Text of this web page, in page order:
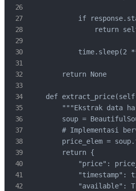
if
return
time.sleep(2
        return None
def
"""Ekstrak data
soup =
# Implementasi
price_elem =
        return {
"price":
"timestamp":
"available":